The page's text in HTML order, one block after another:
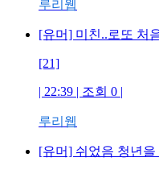
루리웹
[유머] 미친..로또 처
[21]
| 22:39 | 조회 0 |
루리웹
[유머] 쉬었음 청년